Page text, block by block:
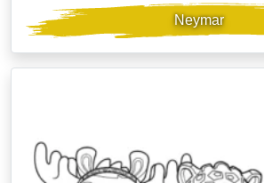
Neymar